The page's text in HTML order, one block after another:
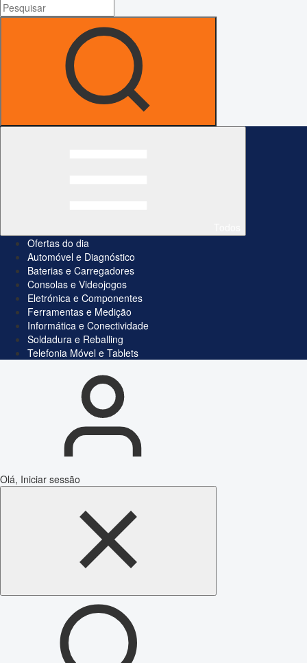
Ofertas do dia
Automóvel e Diagnóstico
Baterias e Carregadores
Consolas e Videojogos
Eletrónica e Componentes
Ferramentas e Medição
Informática e Conectividade
Soldadura e Reballing
Telefonia Móvel e Tablets
Olá, Iniciar sessão